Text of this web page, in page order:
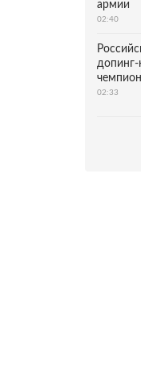
армии
02:40
допинг-
02:33